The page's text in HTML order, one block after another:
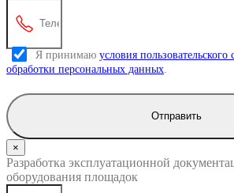
Я принимаю условия пользовательского
обработки персональных данных
Отправить
×
Разработка эксплуатационной
оборудования площадок